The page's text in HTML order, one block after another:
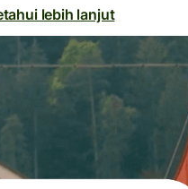
lebih lanjut